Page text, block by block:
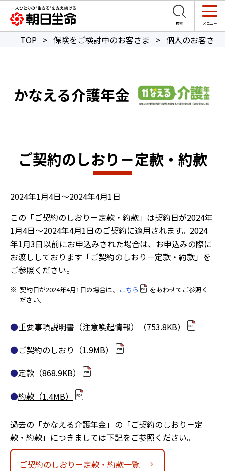
TOP > 保険をご検討中のお客さま > 個人のお客さま
かなえる介護年金
ご契約のしおり－定款・約款
2024年1月4日～2024年4月1日
この「ご契約のしおり－定款・約款」は契約日が2024年
1月4日～2024年4月1日のご契約に適用されます。2024
年1月3日以前にお申込みされた場合は、お申込みの際に
お渡ししております「ご契約のしおり－定款・約款」を
ご参照ください。
※ 契約日が2024年4月1日の場合は、 こちら
をあわせてご参照く
ださい。
重要事項説明書（注意喚起情報）
（753.8KB）
ご契約のしおり （1.9MB）
定款 （868.9KB）
約款 （1.4MB）
過去の「かなえる介護年金」の「ご契約のしおり－定
款・約款」につきましては下記をご参照ください。
ご契約のしおり－定款・約款一覧 chevron_right